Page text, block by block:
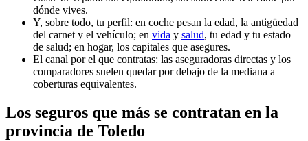
dónde vives.
Y, sobre todo, tu perfil: en coche pesan la edad, la antigüedad
del carnet y el vehículo; en vida y salud, tu edad y tu estado
de salud; en hogar, los capitales que asegures.
El canal por el que contratas: las aseguradoras directas y los
comparadores suelen quedar por debajo de la mediana a
coberturas equivalentes.
Los seguros que más se contratan en la
provincia de Toledo